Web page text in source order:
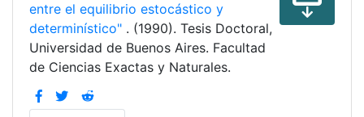
entre el equilibrio estocástico y
determinístico" . (1990). Tesis Doctoral,
Universidad de Buenos Aires. Facultad
de Ciencias Exactas y Naturales.